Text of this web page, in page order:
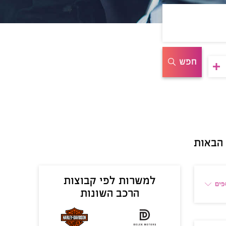
חפש
הבאות
למשרות לפי קבוצות
הרכב השונות